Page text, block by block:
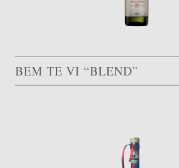
BEM TE VI “BLEND”